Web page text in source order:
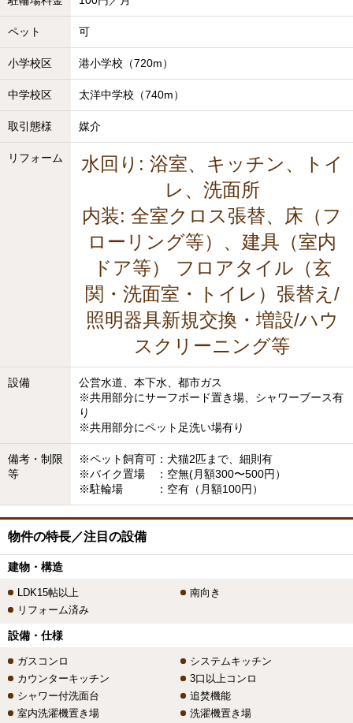
ペット 可
小学校区 港小学校（720m）
中学校区 太洋中学校（740m）
取引態様 媒介
リフォーム
水回り: 浴室、キッチン、トイ
レ、洗面所
内装: 全室クロス張替、床（フ
ローリング等）、建具（室内
ドア等） フロアタイル（玄
関・洗面室・トイレ）張替え/
照明器具新規交換・増設/ハウ
スクリーニング等
設備
公営水道、本下水、都市ガス
※共用部分にサーフボード置き場、シャワーブース有
り
※共用部分にペット足洗い場有り
備考・制限
等
※ペット飼育可：犬猫2匹まで、細則有
※バイク置場 ：空無(月額300〜500円）
※駐輪場 ：空有（月額100円）
物件の特長／注目の設備
建物・構造
LDK15帖以上
南向き
リフォーム済み
設備・仕様
ガスコンロ
システムキッチン
カウンターキッチン
3口以上コンロ
シャワー付洗面台
追焚機能
室内洗濯機置き場
洗濯機置き場